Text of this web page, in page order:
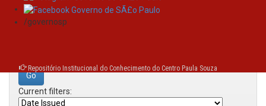
/governosp
Repositório Institucional do Conhecimento do Centro Paula Souza
Search:
Current filters: